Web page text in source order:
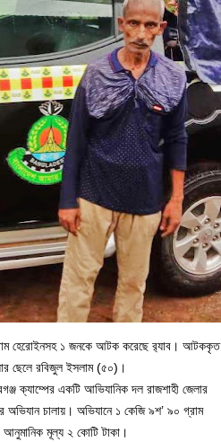
হেরোইনসহ ১ জনকে আটক করেছে র‌্যাব। আটককৃত
ছেলে রবিজুল ইসলাম (৫০)।
ক্যাম্পের একটি আভিযানিক দল রাজশাহী জেলার
অভিযান চালায়। অভিযানে ১ কেজি ৯শ’ ৯০ গ্রাম
মূল্য ২ কোটি টাকা।